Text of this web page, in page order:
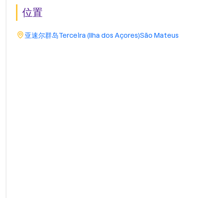
位置
亚速尔群岛Terceira (Ilha dos Açores)São Mateus